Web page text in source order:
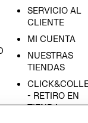
SERVICIO AL
CLIENTE
MI CUENTA
NUESTRAS
TIENDAS
- RETIRO EN
TIENDA